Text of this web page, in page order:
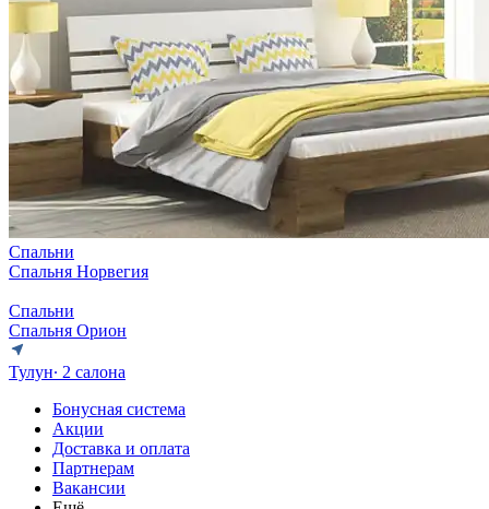
Спальни
Спальня Норвегия
Спальни
Спальня Орион
Тулун∙ 2 салона
Бонусная система
Акции
Доставка и оплата
Партнерам
Вакансии